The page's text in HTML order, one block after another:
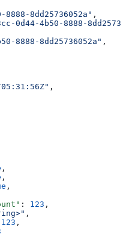
8dd25736052a" ,
0d44-4b50-8888-
8888-8dd25736052a" ,
,
,
,
,
: 123 ,
,
123 ,